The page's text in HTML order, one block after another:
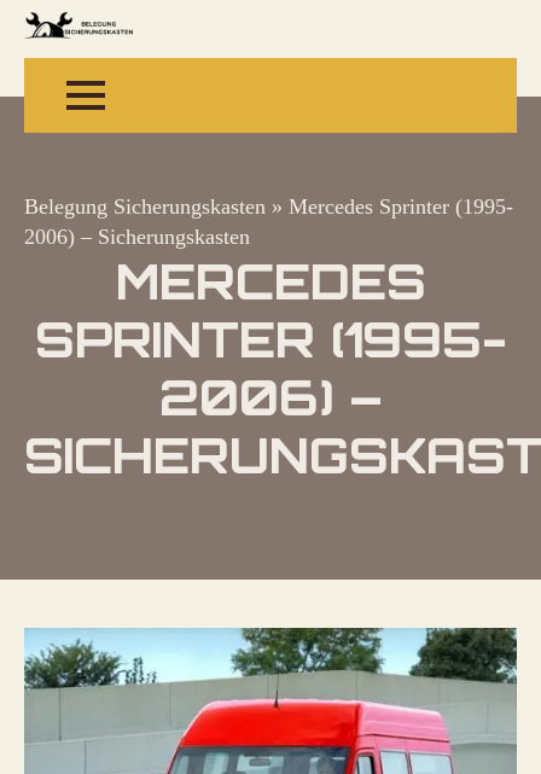
Belegung Sicherungskasten » Mercedes Sprinter (1995-
2006) – Sicherungskasten
MERCEDES
SPRINTER (1995-
2006) –